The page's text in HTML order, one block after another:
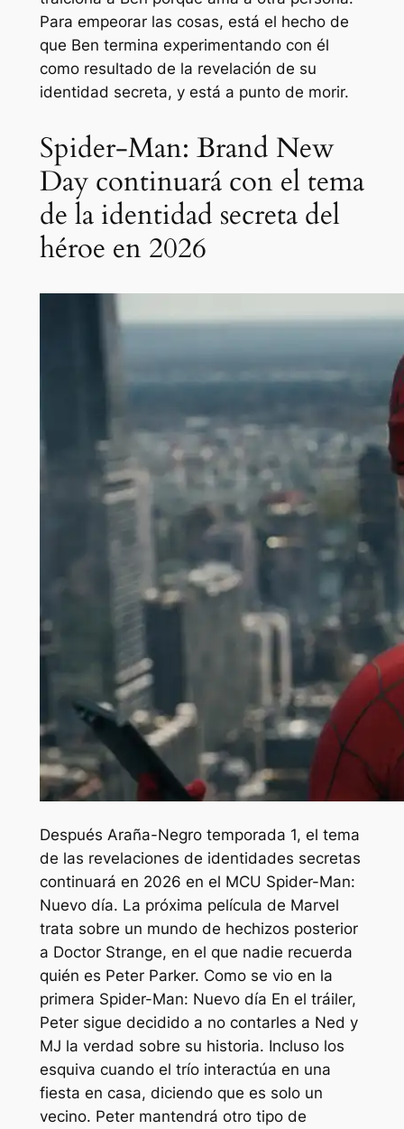
Para empeorar las cosas, está el hecho de
que Ben termina experimentando con él
como resultado de la revelación de su
identidad secreta, y está a punto de morir.
Spider-Man: Brand New
Day continuará con el tema
de la identidad secreta del
héroe en 2026
Después Araña-Negro temporada 1, el tema
de las revelaciones de identidades secretas
continuará en 2026 en el MCU Spider-Man:
Nuevo día. La próxima película de Marvel
trata sobre un mundo de hechizos posterior
a Doctor Strange, en el que nadie recuerda
quién es Peter Parker. Como se vio en la
primera Spider-Man: Nuevo día En el tráiler,
Peter sigue decidido a no contarles a Ned y
MJ la verdad sobre su historia. Incluso los
esquiva cuando el trío interactúa en una
fiesta en casa, diciendo que es solo un
vecino. Peter mantendrá otro tipo de